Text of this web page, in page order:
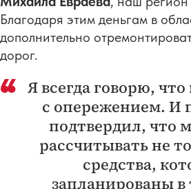
Благодаря этим деньгам в
дополнительно
дорог.
Я всегда говорю,
с опережением. И
подтвердил, что
рассчитывать не
средства,
запланированы